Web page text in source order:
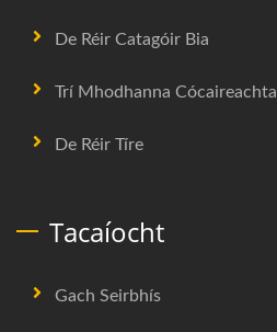
De Réir Catagóir Bia
Trí Mhodhanna Cócaireachta
De Réir Tíre
Tacaíocht
Gach Seirbhís